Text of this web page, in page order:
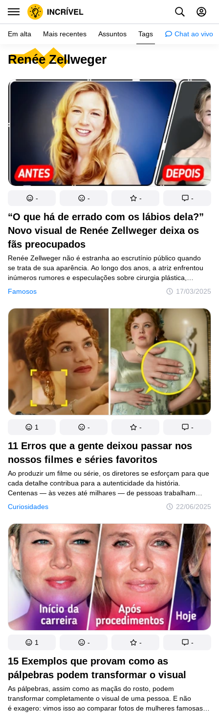
Renée Zellweger
“O que há de errado com os lábios dela?”
Novo visual de Renée Zellweger deixa os
fãs preocupados
Famosos 17/03/2025
Renée Zellweger não é estranha ao escrutínio público quando
se trata de sua aparência. Ao longo dos anos, a atriz enfrentou
inúmeros rumores e especulações sobre cirurgia plástica,
envelhecimento e padrões de beleza em Hollywood. Mas sua
entrevista mais recente a colocou novamente no centro das
atenções — dessa vez, por causa de seus lábios.
- - - -
11 Erros que a gente deixou passar nos
nossos filmes e séries favoritos
Curiosidades 22/06/2025
Ao produzir um filme ou série, os diretores se esforçam para que
cada detalhe contribua para a autenticidade da história.
Centenas — às vezes até milhares — de pessoas trabalham
em uma única produção. No entanto, mesmo com um orçamento
milionário e uma equipe gigantesca, alguns erros ainda
conseguem passar despercebidos. Reunimos aqui uma lista
de deslizes que escaparam dos olhos dos criadores — mas não
dos espectadores mais atentos.
1 - - -
15 Exemplos que provam como as
pálpebras podem transformar o visual
As pálpebras, assim como as maçãs do rosto, podem
transformar completamente o visual de uma pessoa. E não
é exagero: vimos isso ao comparar fotos de mulheres famosas
1 - - -
Em alta Mais recentes Assuntos Tags Chat ao vivo
Inspiração
Psicologia
Relacionamento
Crianças
Criatividade
Casa
Invenções
Saúde
Admiração
Animais
Fotografia
Famosos
Humor
Princípios Editoriais
Fale com a redação
Política de privacidade
Política de Direitos de Autor
Política de Cookies
Termos de Serviço
Mapa do site
© 2014–2026TheSoul Publishing .
Todos os direitos reservados. Todos os materiais deste site possuem
Direitos Autorais e não podem ser usados sem a devida autorização de
Incrível.club.